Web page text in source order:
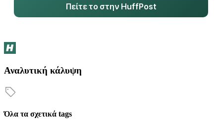
Πείτε το στην HuffPost
Αναλυτική κάλυψη
Όλα τα σχετικά tags